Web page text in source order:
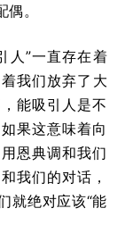
。
人”一直存在着
我们放弃了大
能吸引人是不
果这意味着向
恩典调和我们
我们的对话，
就绝对应该“能